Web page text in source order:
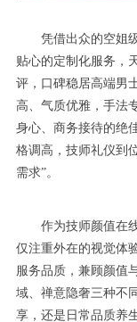
凭借出众的空姐级
贴心的定制化服务，
评，口碑稳居高端男
高、气质优雅，手法
身心、商务接待的绝
格调高，技师礼仪到
需求”。
作为技师颜值在线
仅注重外在的视觉体
服务品质，兼顾颜值
域、禅意隐奢三种不
享，还是日常品质养